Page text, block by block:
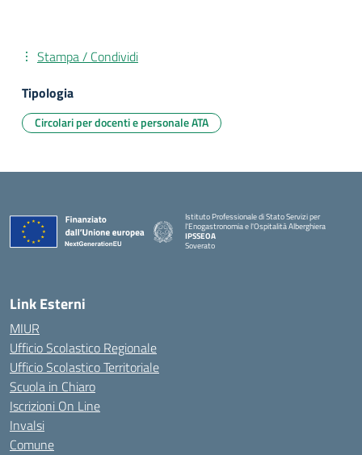
Stampa / Condividi
Tipologia
Circolari per docenti e personale ATA
Istituto Professionale di Stato Servizi per
l'Enogastronomia e l'Ospitalità Alberghiera
IPSSEOA
Soverato
Link Esterni
MIUR
Ufficio Scolastico Regionale
Ufficio Scolastico Territoriale
Scuola in Chiaro
Iscrizioni On Line
Invalsi
Comune